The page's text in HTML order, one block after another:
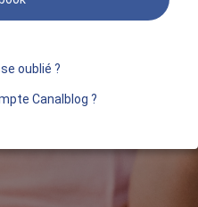
oublié ?
Canalblog ?